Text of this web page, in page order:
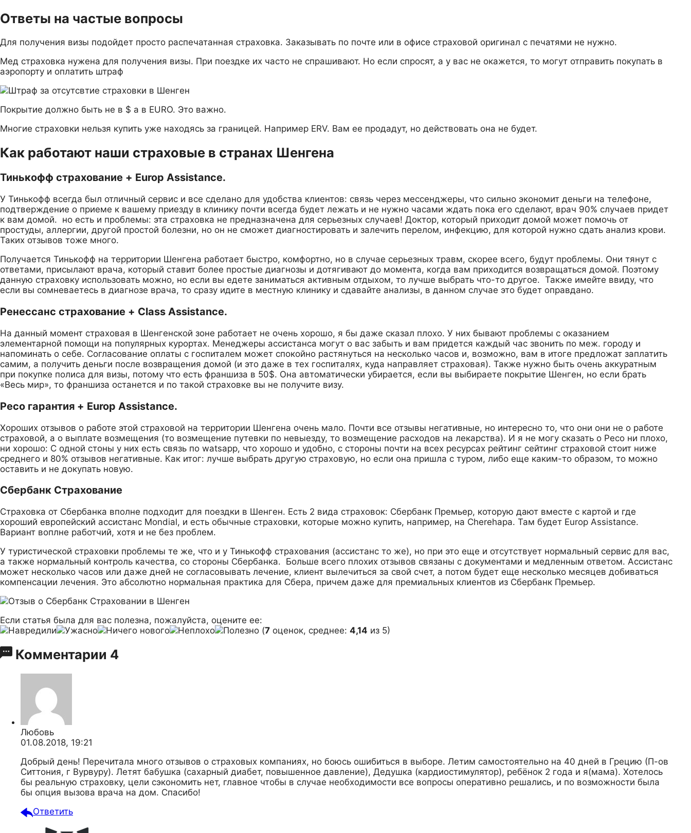
Ответы на частые вопросы
Для получения визы подойдет просто распечатанная страховка. Заказывать по почте или в офисе страховой оригинал с печатями не нужно.
Мед страховка нужена для получения визы. При поездке их часто не спрашивают. Но если спросят, а у вас не окажется, то могут отправить покупать в
аэропорту и оплатить штраф
Покрытие должно быть не в $ а в EURO. Это важно.
Многие страховки нельзя купить уже находясь за границей. Например ERV. Вам ее продадут, но действовать она не будет.
Как работают наши страховые в странах Шенгена
Тинькофф страхование + Europ Assistance.
У Тинькофф всегда был отличный сервис и все сделано для удобства клиентов: связь через мессенджеры, что сильно экономит деньги на телефоне,
подтверждение о приеме к вашему приезду в клинику почти всегда будет лежать и не нужно часами ждать пока его сделают, врач 90% случаев придет
к вам домой. но есть и проблемы: эта страховка не предназначена для серьезных случаев! Доктор, который приходит домой может помочь от
простуды, аллергии, другой простой болезни, но он не сможет диагностировать и залечить перелом, инфекцию, для которой нужно сдать анализ крови.
Таких отзывов тоже много.
Получается Тинькофф на территории Шенгена работает быстро, комфортно, но в случае серьезных травм, скорее всего, будут проблемы. Они тянут с
ответами, присылают врача, который ставит более простые диагнозы и дотягивают до момента, когда вам приходится возвращаться домой. Поэтому
данную страховку использовать можно, но если вы едете заниматься активным отдыхом, то лучше выбрать что-то другое. Также имейте ввиду, что
если вы сомневаетесь в диагнозе врача, то сразу идите в местную клинику и сдавайте анализы, в данном случае это будет оправдано.
Ренессанс страхование + Class Assistance.
На данный момент страховая в Шенгенской зоне работает не очень хорошо, я бы даже сказал плохо. У них бывают проблемы с оказанием
элементарной помощи на популярных курортах. Менеджеры ассистанса могут о вас забыть и вам придется каждый час звонить по меж. городу и
напоминать о себе. Согласование оплаты с госпиталем может спокойно растянуться на несколько часов и, возможно, вам в итоге предложат заплатить
самим, а получить деньги после возвращения домой (и это даже в тех госпиталях, куда направляет страховая). Также нужно быть очень аккуратным
при покупке полиса для визы, потому что есть франшиза в 50$. Она автоматически убирается, если вы выбираете покрытие Шенген, но если брать
«Весь мир», то франшиза останется и по такой страховке вы не получите визу.
Ресо гарантия + Europ Assistance.
Хороших отзывов о работе этой страховой на территории Шенгена очень мало. Почти все отзывы негативные, но интересно то, что они они не о работе
страховой, а о выплате возмещения (то возмещение путевки по невыезду, то возмещение расходов на лекарства). И я не могу сказать о Ресо ни плохо,
ни хорошо: С одной стоны у них есть связь по watsapp, что хорошо и удобно, с стороны почти на всех ресурсах рейтинг сейтинг страховой стоит ниже
среднего и 80% отзывов негативные. Как итог: лучше выбрать другую страховую, но если она пришла с туром, либо еще каким-то образом, то можно
оставить и не докупать новую.
Сбербанк Страхование
Страховка от Сбербанка вполне подходит для поездки в Шенген. Есть 2 вида страховок: Сбербанк Премьер, которую дают вместе с картой и где
хороший европейский ассистанс Mondial, и есть обычные страховки, которые можно купить, например, на Cherehapa. Там будет Europ Assistance.
Вариант воплне работчий, хотя и не без проблем.
У туристической страховки проблемы те же, что и у Тинькофф страхования (ассистанс то же), но при это еще и отсутствует нормальный сервис для вас,
а также нормальный контроль качества, со стороны Сбербанка. Больше всего плохих отзывов связаны с документами и медленным ответом. Ассистанс
может несколько часов или даже дней не согласовывать лечение, клиент вылечиться за свой счет, а потом будет еще несколько месяцев добиваться
компенсации лечения. Это абсолютно нормальная практика для Сбера, причем даже для премиальных клиентов из Сбербанк Премьер.
Если статья была для вас полезна, пожалуйста, оцените ее:
(7 оценок, среднее: 4,14 из 5)
Комментарии 4
Любовь
01.08.2018, 19:21
Добрый день! Перечитала много отзывов о страховых компаниях, но боюсь ошибиться в выборе. Летим самостоятельно на 40 дней в Грецию (П-ов
Ситтония, г Вурвуру). Летят бабушка (сахарный диабет, повышенное давление), Дедушка (кардиостимулятор), ребёнок 2 года и я(мама). Хотелось
бы реальную страховку, цели сэкономить нет, главное чтобы в случае необходимости все вопросы оперативно решались, и по возможности была
бы опция вызова врача на дом. Спасибо!
Ответить